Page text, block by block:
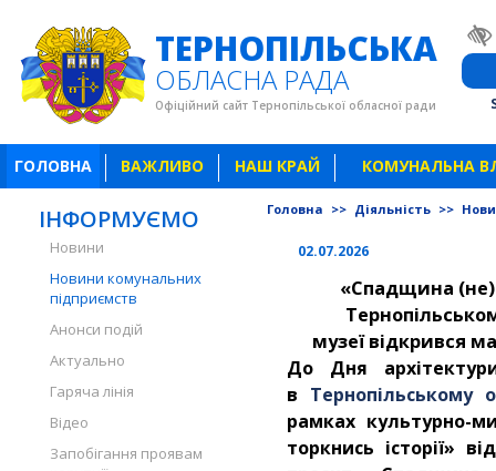
ТЕРНОПІЛЬСЬКА
ОБЛАСНА РАДА
Офіційний сайт Тернопільської обласної ради
ГОЛОВНА ВАЖЛИВО НАШ КРАЙ КОМУНАЛЬНА
ІНФОРМУЄМО
Новини
Новини комунальних
підприємств
Анонси подій
Актуально
Гаряча лінія
Відео
Запобігання проявам
Головна >> Діяльність >>
02.07.2026
«Спадщина
музеї відкрився
До Дня
в Тернопільському
рамках культурно-
торкнись історії»